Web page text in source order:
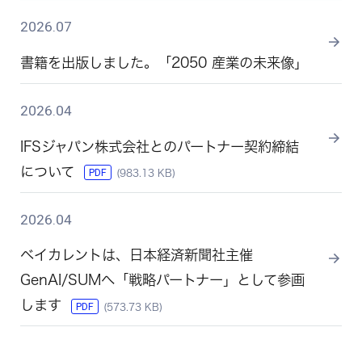
2026.07
書籍を出版しました。「2050 産業の未来像」
2026.04
IFSジャパン株式会社とのパートナー契約締結
について
PDF (983.13 KB)
2026.04
ベイカレントは、日本経済新聞社主催
GenAI/SUMへ「戦略パートナー」として参画
します
PDF (573.73 KB)